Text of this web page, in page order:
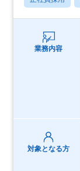
業務内容
対象となる方